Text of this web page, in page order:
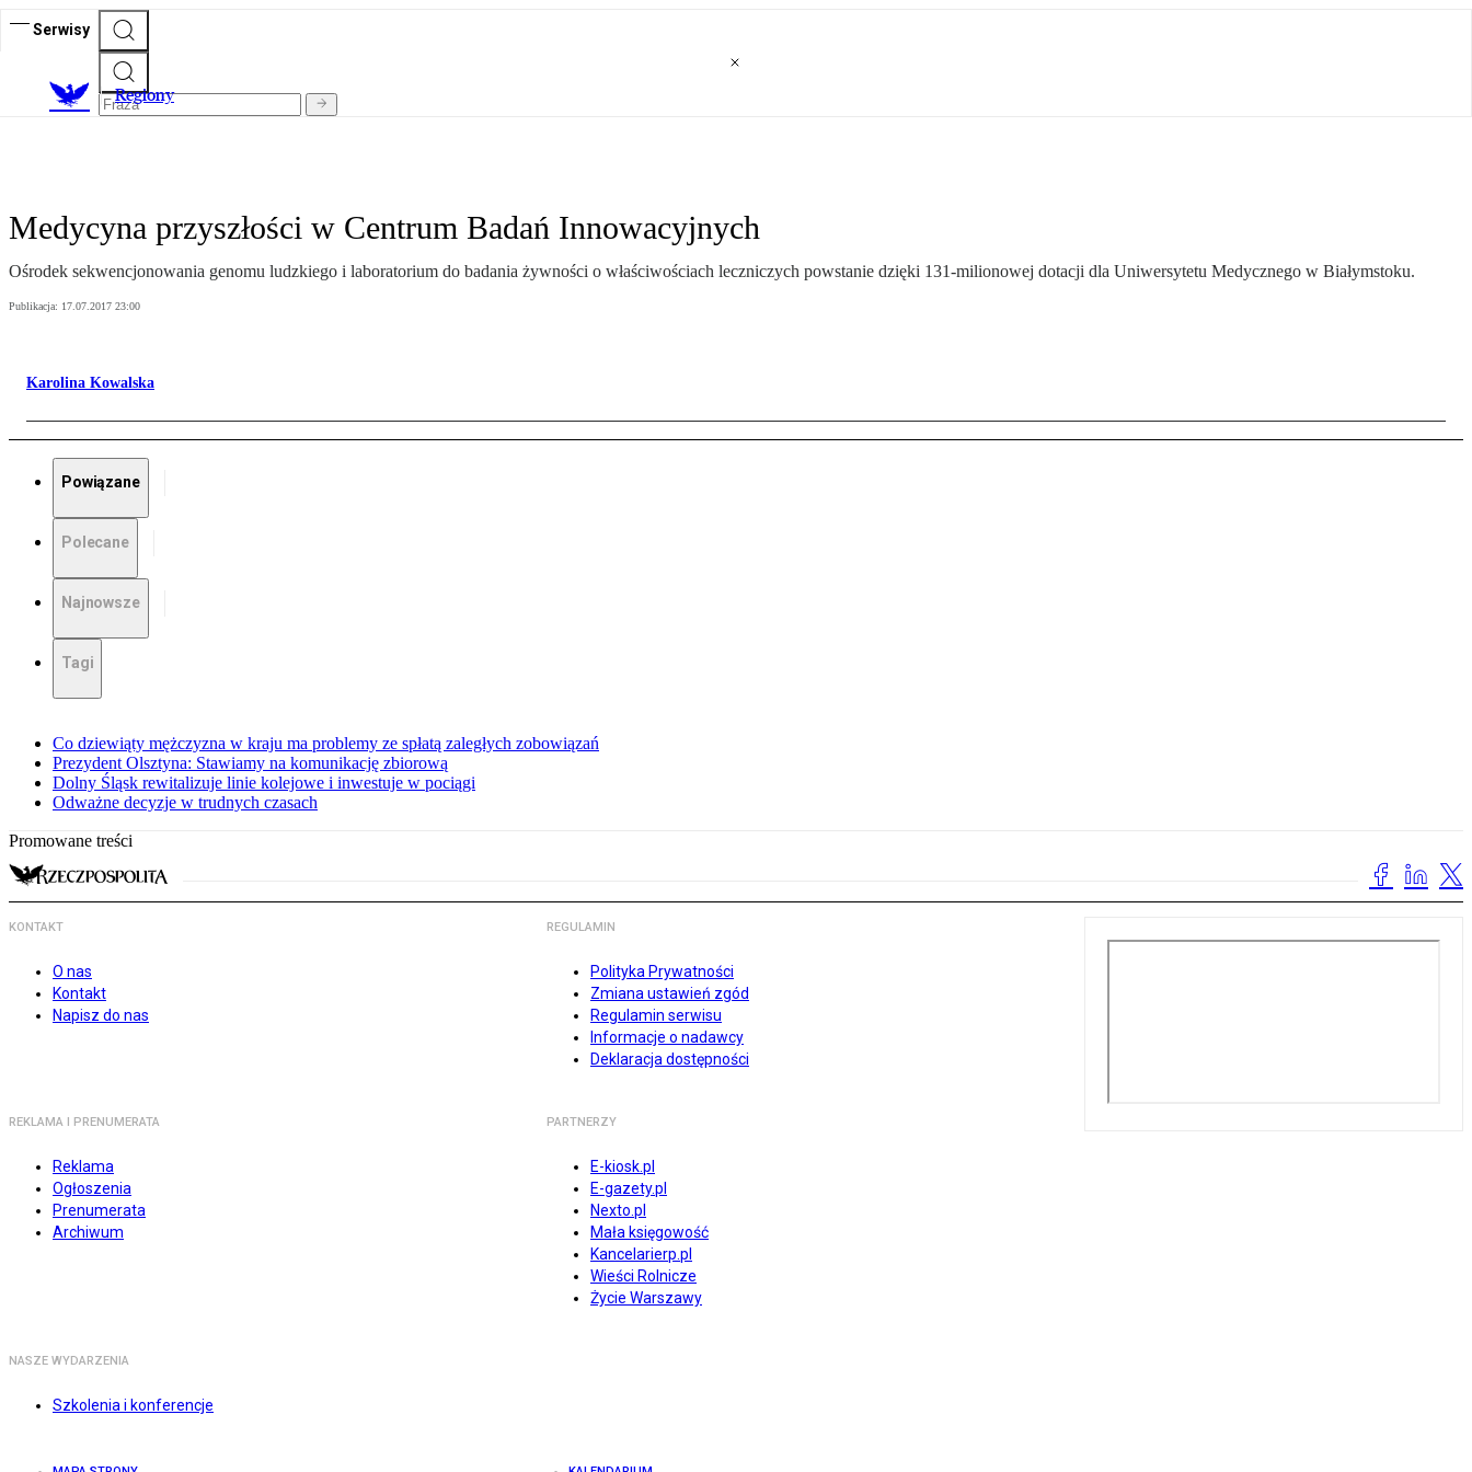
Serwisy
Regiony
Medycyna przyszłości w Centrum Badań Innowacyjnych
Ośrodek sekwencjonowania genomu ludzkiego i laboratorium do badania żywności o właściwościach leczniczych powstanie dzięki 131-milionowej dotacji dla Uniwersytetu Medycznego w Białymstoku.
Publikacja: 17.07.2017 23:00
Karolina Kowalska
Powiązane
Polecane
Najnowsze
Tagi
Co dziewiąty mężczyzna w kraju ma problemy ze spłatą zaległych zobowiązań
Prezydent Olsztyna: Stawiamy na komunikację zbiorową
Dolny Śląsk rewitalizuje linie kolejowe i inwestuje w pociągi
Odważne decyzje w trudnych czasach
Promowane treści
KONTAKT
O nas
Kontakt
Napisz do nas
REGULAMIN
Polityka Prywatności
Zmiana ustawień zgód
Regulamin serwisu
Informacje o nadawcy
Deklaracja dostępności
REKLAMA I PRENUMERATA
Reklama
Ogłoszenia
Prenumerata
Archiwum
PARTNERZY
E-kiosk.pl
E-gazety.pl
Nexto.pl
Mała księgowość
Kancelarierp.pl
Wieści Rolnicze
Życie Warszawy
NASZE WYDARZENIA
Szkolenia i konferencje